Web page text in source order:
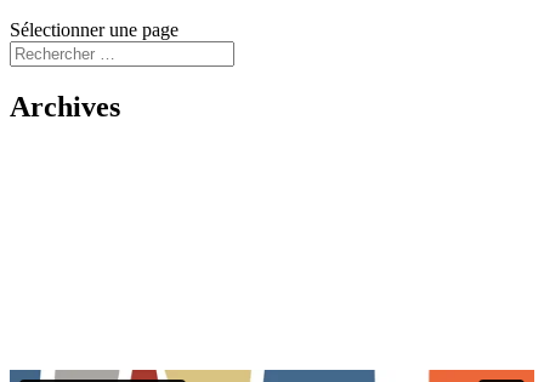
Sélectionner une page
Archives